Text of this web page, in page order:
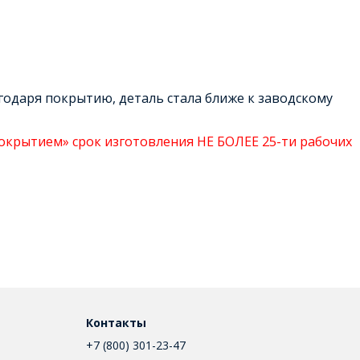
покрытию, деталь стала ближе к заводскому
срок изготовления НЕ БОЛЕЕ 25-ти рабочих
Контакты
+7 (800) 301-23-47